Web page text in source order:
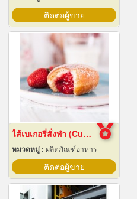
ติดต่อผู้ขาย
ไส้เบเกอรี่สั่งทำ (Custom bakery fillings)
หมวดหมู่ : ผลิตภัณฑ์อาหาร
ติดต่อผู้ขาย